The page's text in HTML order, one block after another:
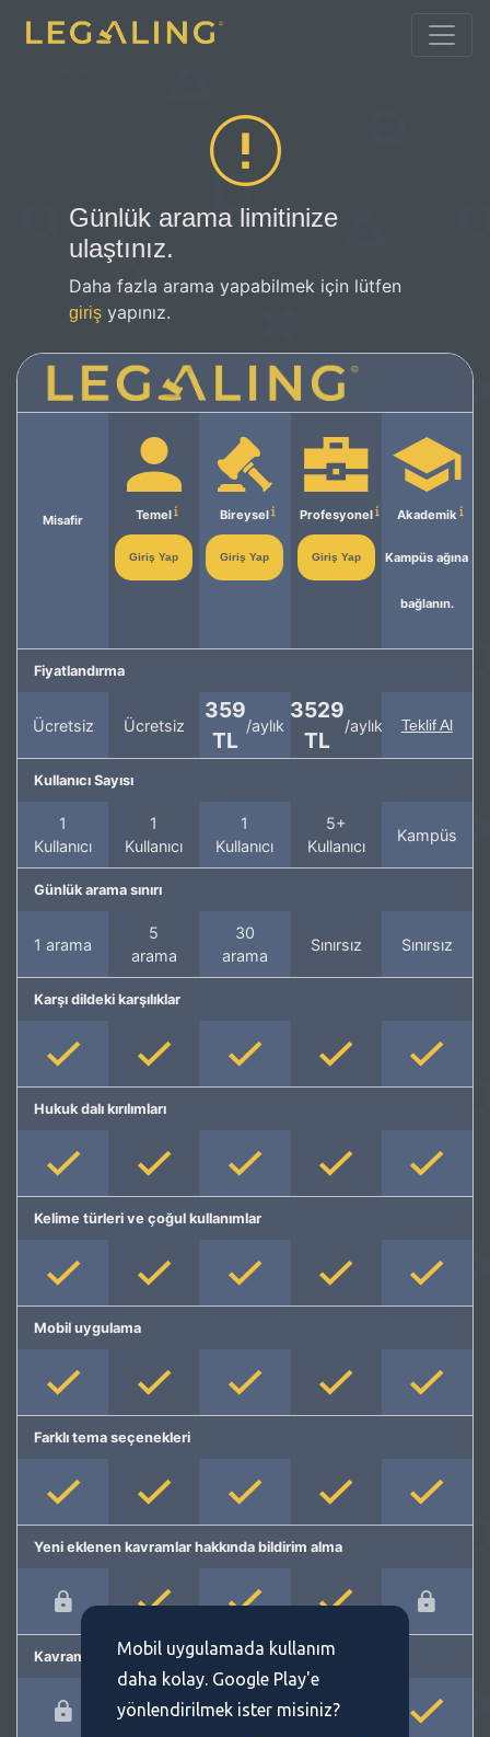
Günlük arama limitinize
ulaştınız.
Daha fazla arama yapabilmek için lütfen
giriş yapınız.
Misafir Temel
Giriş Yap
Bireysel
Giriş Yap
Profesyonel
Giriş Yap
Akademik
Kampüs ağına
bağlanın.
Fiyatlandırma
Ücretsiz Ücretsiz
359
TL
/aylık
3529
TL
/aylık Teklif Al
Kullanıcı Sayısı
1
Kullanıcı
1
Kullanıcı
1
Kullanıcı
5+
Kullanıcı
Kampüs
Günlük arama sınırı
1 arama
5
arama
30
arama
Sınırsız Sınırsız
Karşı dildeki karşılıklar
Hukuk dalı kırılımları
Kelime türleri ve çoğul kullanımlar
Mobil uygulama
Farklı tema seçenekleri
Yeni eklenen kavramlar hakkında bildirim alma
Kavram önermeMobil uygulamada kullanım
daha kolay. Google Play'e
yönlendirilmek ister misiniz?